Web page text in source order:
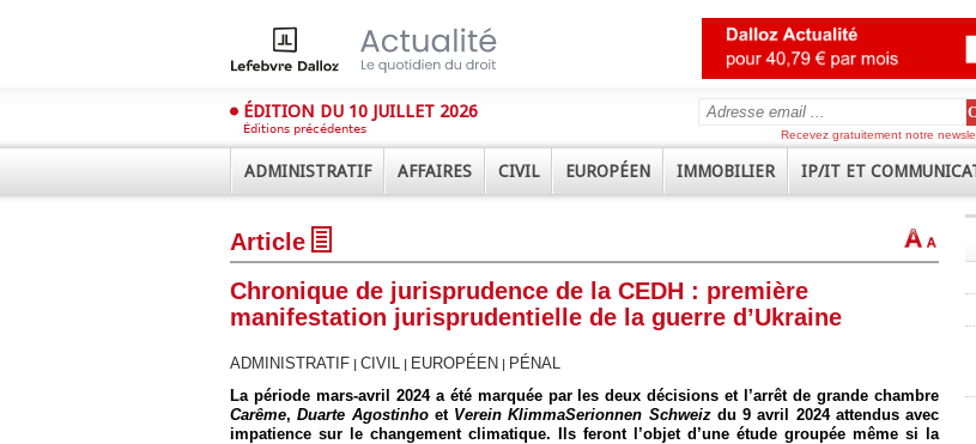
ÉDITION DU 10 JUILLET 2026
Éditions précédentes Recevez gratuitement notre
ADMINISTRATIF AFFAIRES CIVIL EUROPÉEN IMMOBILIER IP/IT ET
Article
Chronique de jurisprudence de la CEDH : première
manifestation jurisprudentielle de la guerre d’Ukraine
ADMINISTRATIF CIVIL EUROPÉEN
PÉNAL
La période mars-avril 2024 a été marquée par les deux décisions et l’arrêt de grande chambre
Carême,Duarte Agostinhoet Verein KlimmaSerionnen Schweizdu 9 avril 2024 attendus avec
impatience sur le changement climatique. Ils feront l’objet d’une étude groupée même si la